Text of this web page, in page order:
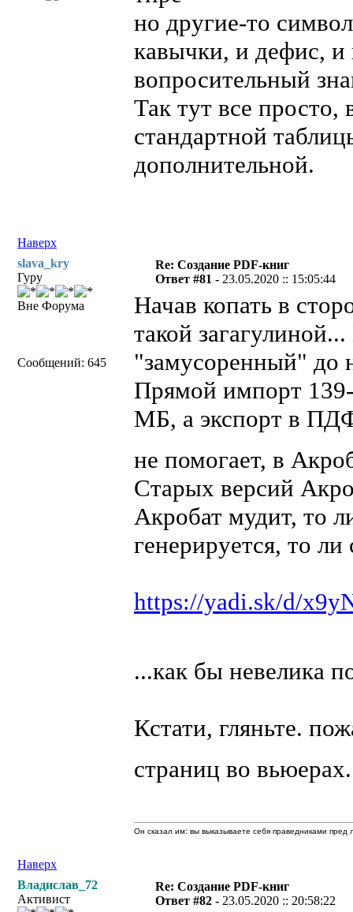
но другие-то
кавычки, и дефис, и
вопросительный
Так тут все
стандартной
дополнительной.
Наверх
slava_kry
Гуру
Вне Форума
Сообщений: 645
Re: Создание PDF-книг
Ответ #81 - 23.05.2020 :: 15:05:44
Начав копать в
такой
"замусоренный" до
Прямой импорт
МБ, а экспорт в
не помогает, в
Старых версий
Акробат мудит, то
генерируется, то
https://yadi.sk/d/
...как бы невелика
Кстати, гляньте.
страниц во
Наверх
Он сказал им: вы выказываете себя праведниками
Владислав_72
Активист
Re: Создание PDF-книг
Ответ #82 - 23.05.2020 :: 20:58:22